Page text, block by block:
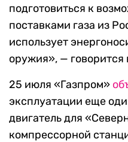
подготовиться к
поставками газа из
использует
оружия», —
25 июля «Газпром»
эксплуатации еще
двигатель для
компрессорной